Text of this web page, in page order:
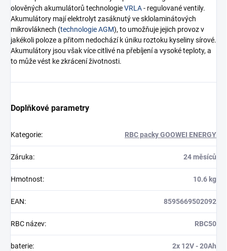
olověných akumulátorů technologieVRLA- regulované ventily.
Akumulátory mají elektrolyt zasáknutý ve sklolaminátových
mikrovláknech (technologie AGM), to umožňuje jejich provoz v
jakékoli poloze a přitom nedochází k úniku roztoku kyseliny sírové.
Akumulátory jsou však více citlivé na přebíjení a vysoké teploty, a
to může vést ke zkrácení životnosti.
Doplňkové parametry
Kategorie: RBC packy GOOWEI ENERGY
Záruka: 24 měsíců
Hmotnost: 10.6 kg
EAN: 8595669502092
RBC název: RBC50
baterie: 2x 12V - 20Ah